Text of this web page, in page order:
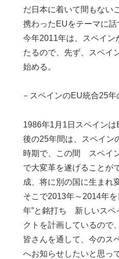
だ日本に着いて間もない
携わったEUをテーマに話
今年2011年は、スペイン
たるので、先ず、スペイ
始める。
－スペインのEU統合25年
1986年1月1日スペイン
後の25年間は、スペイン
時期で、この間 スペイ
で大変革を遂げることが
成、将に別の国に生まれ
そこで2013年～2014年
年”と銘打ち 新しいスペ
クトを計画しているので
皆さんを通して、今の
へお知らせしたいと思っ